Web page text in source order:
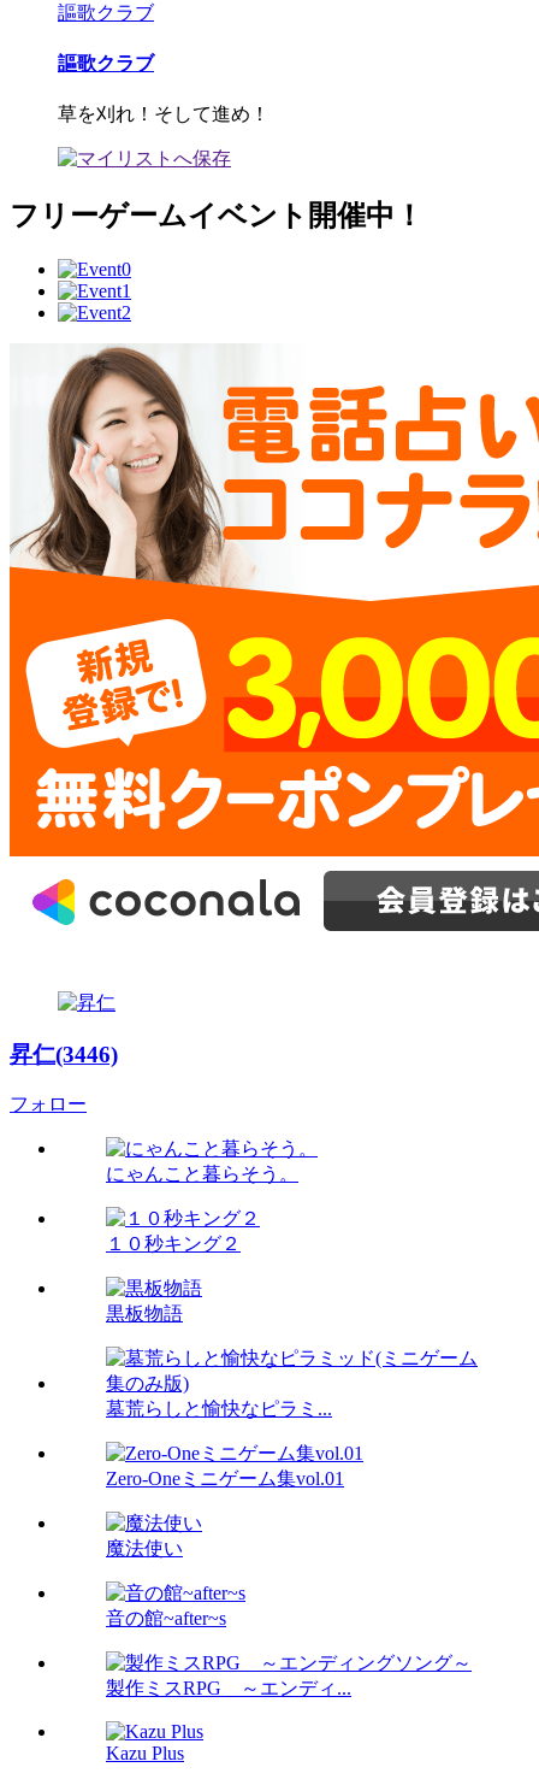
謳歌クラブ
謳歌クラブ
草を刈れ！そして進め！
フリーゲームイベント開催中！
昇仁(3446)
フォロー
にゃんこと暮らそう。
１０秒キング２
黒板物語
墓荒らしと愉快なピラミ...
Zero-Oneミニゲーム集vol.01
魔法使い
音の館~after~s
製作ミスRPG ～エンディ...
Kazu Plus